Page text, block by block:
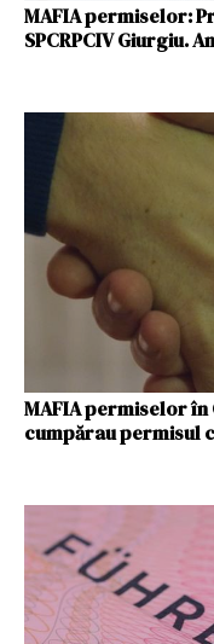
MAFIA permiselor:
SPCRPCIV Giurgiu.
MAFIA permiselor în
cumpărau permisul